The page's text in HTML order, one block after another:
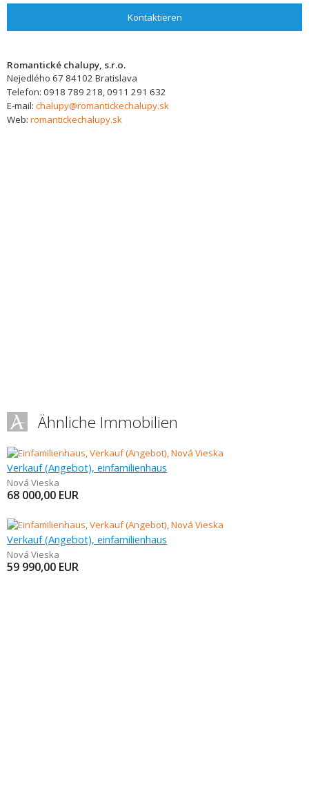
Kontaktieren
Romantické chalupy, s.r.o.
Nejedlého 67 84102 Bratislava
Telefon: 0918 789 218, 0911 291 632
E-mail: chalupy@romantickechalupy.sk
Web: romantickechalupy.sk
Ähnliche Immobilien
Verkauf (Angebot), einfamilienhaus
Nová Vieska
68 000,00 EUR
Verkauf (Angebot), einfamilienhaus
Nová Vieska
59 990,00 EUR